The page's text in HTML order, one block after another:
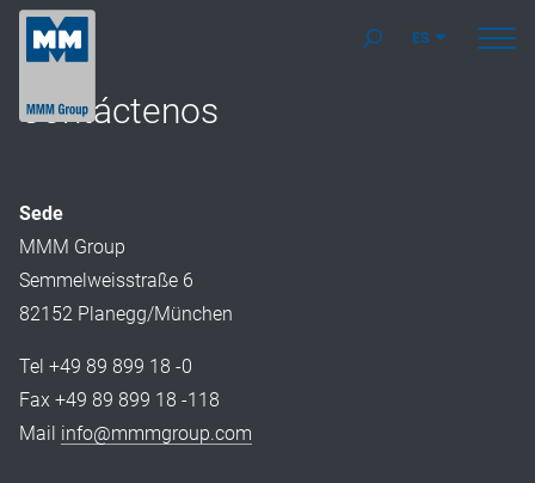
ES
Contáctenos
Sede
MMM Group
Semmelweisstraße 6
82152 Planegg/München
Tel +49 89 899 18 -0
Fax +49 89 899 18 -118
Mail info@mmmgroup.com